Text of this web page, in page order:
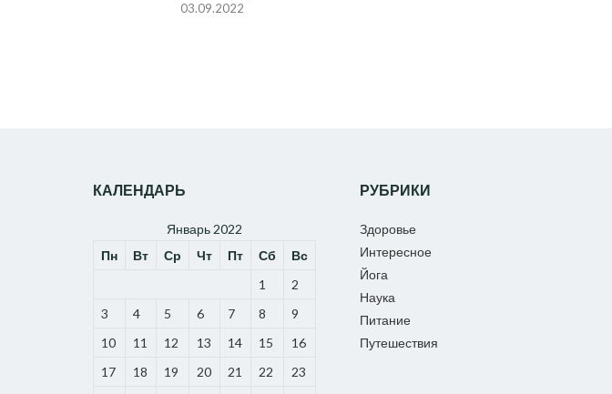
03.09.2022
КАЛЕНДАРЬ
Январь 2022
Пн
Вт Ср Чт Пт Сб
Вс
1
2
3
4 5 6 7 8
9
10
11 12 13 14 15
16
17
18 19 20 21 22
23
РУБРИКИ
Здоровье
Интересное
Йога
Наука
Питание
Путешествия